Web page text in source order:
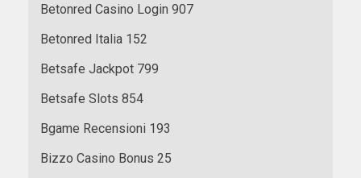
Betonred Casino Login 907
Betonred Italia 152
Betsafe Jackpot 799
Betsafe Slots 854
Bgame Recensioni 193
Bizzo Casino Bonus 25